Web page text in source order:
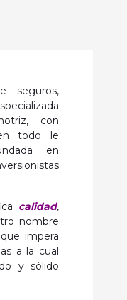
seguros,
con
todo le
en
calidad,
nombre
impera
a la cual
y sólido